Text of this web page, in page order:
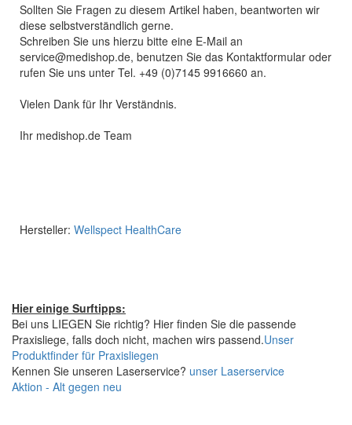
Sollten Sie Fragen zu diesem Artikel haben, beantworten wir
diese selbstverständlich gerne.
Schreiben Sie uns hierzu bitte eine E-Mail an
service@medishop.de, benutzen Sie das Kontaktformular oder
rufen Sie uns unter Tel. +49 (0)7145 9916660 an.
Vielen Dank für Ihr Verständnis.
Ihr medishop.de Team
Hersteller: Wellspect HealthCare
Hier einige Surftipps:
Bei uns LIEGEN Sie richtig? Hier finden Sie die passende
Praxisliege, falls doch nicht, machen wirs passend.Unser
Produktfinder für Praxisliegen
Kennen Sie unseren Laserservice? unser Laserservice
Aktion - Alt gegen neu